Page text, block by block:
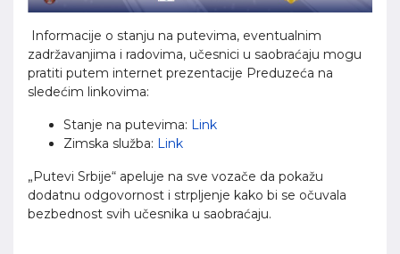
Informacije o stanju na putevima, eventualnim
zadržavanjima i radovima, učesnici u saobraćaju mogu
pratiti putem internet prezentacije Preduzeća na
sledećim linkovima:
Stanje na putevima: Link
Zimska služba: Link
„Putevi Srbije“ apeluje na sve vozače da pokažu
dodatnu odgovornost i strpljenje kako bi se očuvala
bezbednost svih učesnika u saobraćaju.